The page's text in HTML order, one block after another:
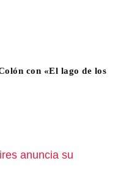
con «El lago de los